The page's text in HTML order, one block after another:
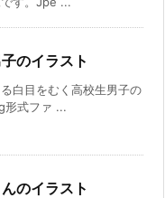
のイラスト
白目をむく高校生男子の
形式ファ ...
のイラスト